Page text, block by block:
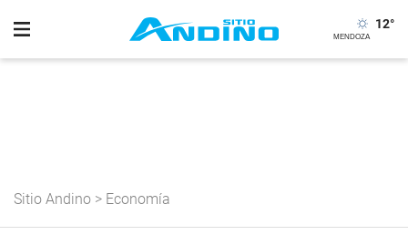
12°
Sitio Andino > Economía